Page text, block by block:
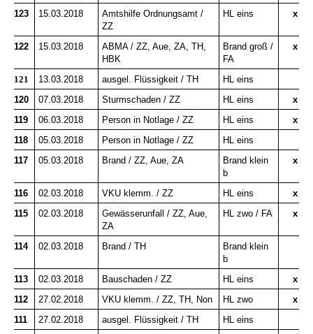
123
15.03.2018
Amtshilfe Ordnungsamt /
ZZ
HL eins x
122 15.03.2018
ABMA / ZZ, Aue, ZA, TH,
HBK
Brand groß /
FA
x
121 13.03.2018 ausgel. Flüssigkeit / TH
HL eins
120
07.03.2018 Sturmschaden / ZZ HL eins
x
119
06.03.2018 Person in Notlage / ZZ HL eins
x
118
05.03.2018 Person in Notlage / ZZ
HL eins
117
05.03.2018 Brand / ZZ, Aue, ZA
Brand klein
b
x
116 02.03.2018 VKU klemm. / ZZ HL eins
x
115
02.03.2018
Gewässerunfall / ZZ, Aue,
ZA
HL zwo / FA x
114 02.03.2018 Brand / TH
Brand klein
b
113
02.03.2018 Bauschaden / ZZ HL eins
x
112
27.02.2018 VKU klemm. / ZZ, TH, Non HL zwo
x
111
27.02.2018 ausgel. Flüssigkeit / TH
HL eins